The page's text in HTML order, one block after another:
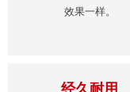
效果一样。